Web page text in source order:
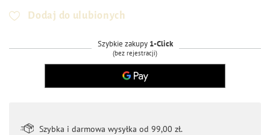
Dodaj do ulubionych
Szybkie zakupy 1-Click
(bez rejestracji)
Szybka i darmowa wysyłka od 99,00 zł.